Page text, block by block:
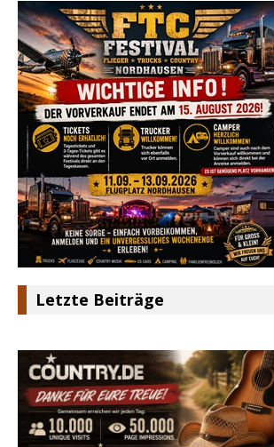
Letzte Beiträge